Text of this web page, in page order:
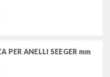
PER ANELLI SEEGER mm